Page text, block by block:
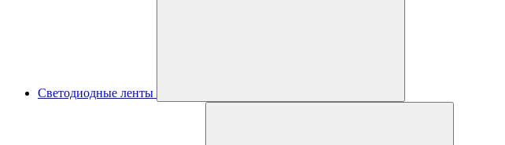
Светодиодные ленты